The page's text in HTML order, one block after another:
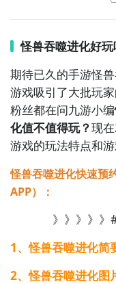
噬其他物品吸收营
市中大搞破坏的玩
具有三维的 视觉效果
戏更加真实，爱玩
吧。
》》》》》#怪兽吞
2、《狂野进化》
怪兽吞噬进化好
期待已久的手游怪
游戏吸引了大批玩
粉丝都在问九游小编
化值不值得玩？现
游戏的玩法特点和游
怪兽吞噬进化快速预
APP）：
》》》》》
1、怪兽吞噬进化简
2、怪兽吞噬进化图